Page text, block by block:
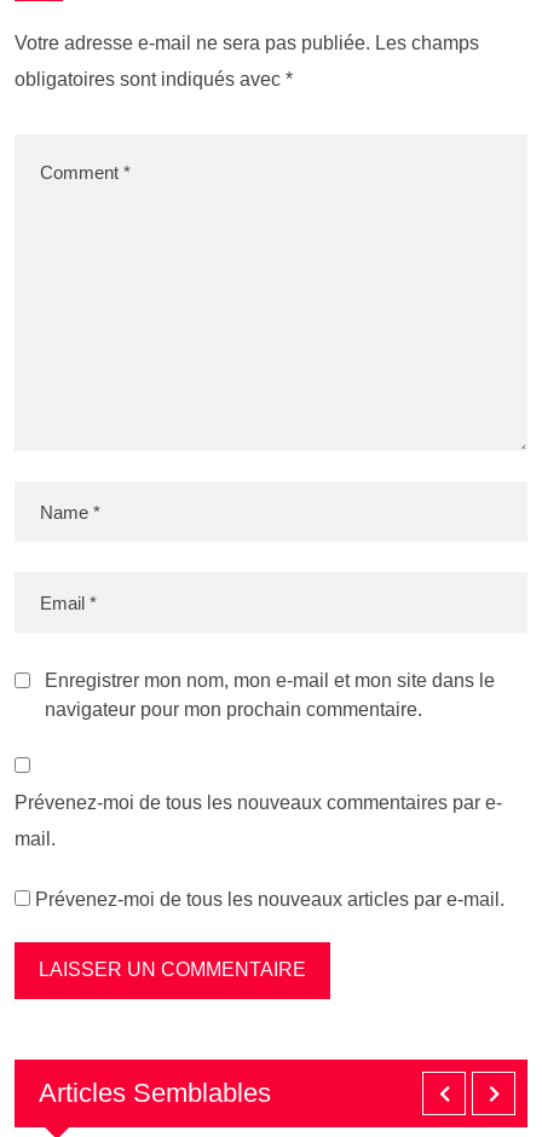
Votre adresse e-mail ne sera pas publiée. Les champs
obligatoires sont indiqués avec *
Enregistrer mon nom, mon e-mail et mon site dans le
navigateur pour mon prochain commentaire.
Prévenez-moi de tous les nouveaux commentaires par e-
mail.
Prévenez-moi de tous les nouveaux articles par e-mail.
Articles Semblables